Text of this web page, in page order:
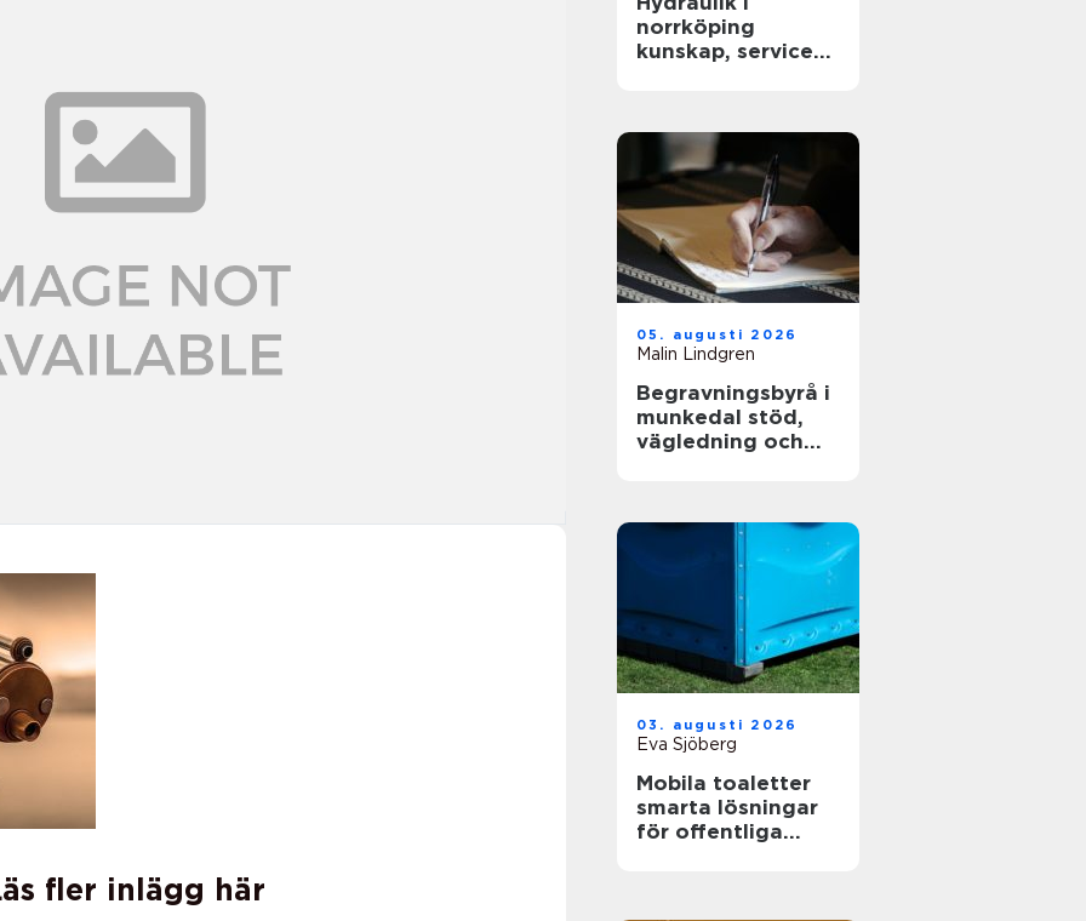
fler inlägg här
norrköping
kunskap, service
05. augusti 2026
Malin Lindgren
Begravningsbyrå i
munkedal stöd,
vägledning och
03. augusti 2026
Eva Sjöberg
Mobila toaletter
smarta lösningar
för offentliga